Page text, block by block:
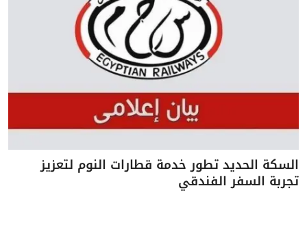
السكة الحديد تطور خدمة قطارات النوم لتعزيز
تجربة السفر الفندقي